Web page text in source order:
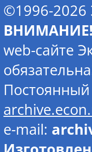
©1996-2026
ВНИМАНИЕ!
web-сайте
e-mail: